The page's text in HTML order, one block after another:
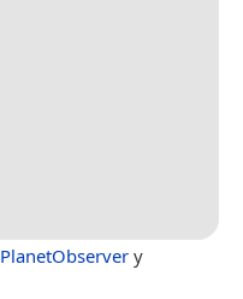
PlanetObserver y